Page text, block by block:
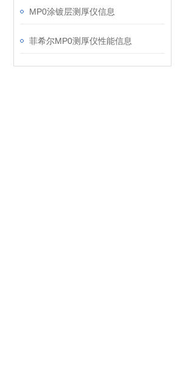
MP0涂镀层测厚仪信息
菲希尔MP0测厚仪性能信息